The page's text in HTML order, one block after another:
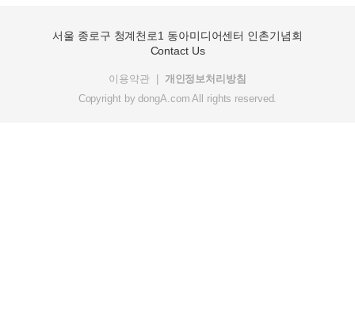
서울 종로구 청계천로1 동아미디어센터 인촌기념회
Contact Us
이용약관
개인정보처리방침
Copyright bydongA.com All rights reserved.